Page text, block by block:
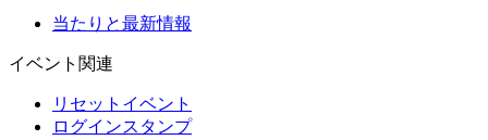
当たりと最新情報
イベント関連
リセットイベント
ログインスタンプ